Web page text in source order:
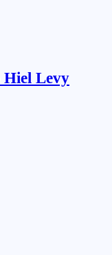
Hiel Levy